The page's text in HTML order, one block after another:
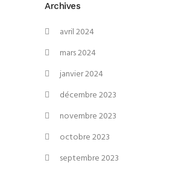
Archives
avril 2024
mars 2024
janvier 2024
décembre 2023
novembre 2023
octobre 2023
septembre 2023